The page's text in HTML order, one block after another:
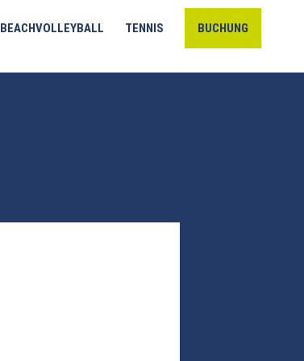
BEACHVOLLEYBALL TENNIS BUCHUNG